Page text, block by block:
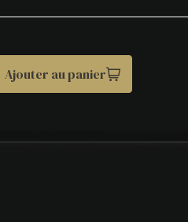
Ajouter au panier